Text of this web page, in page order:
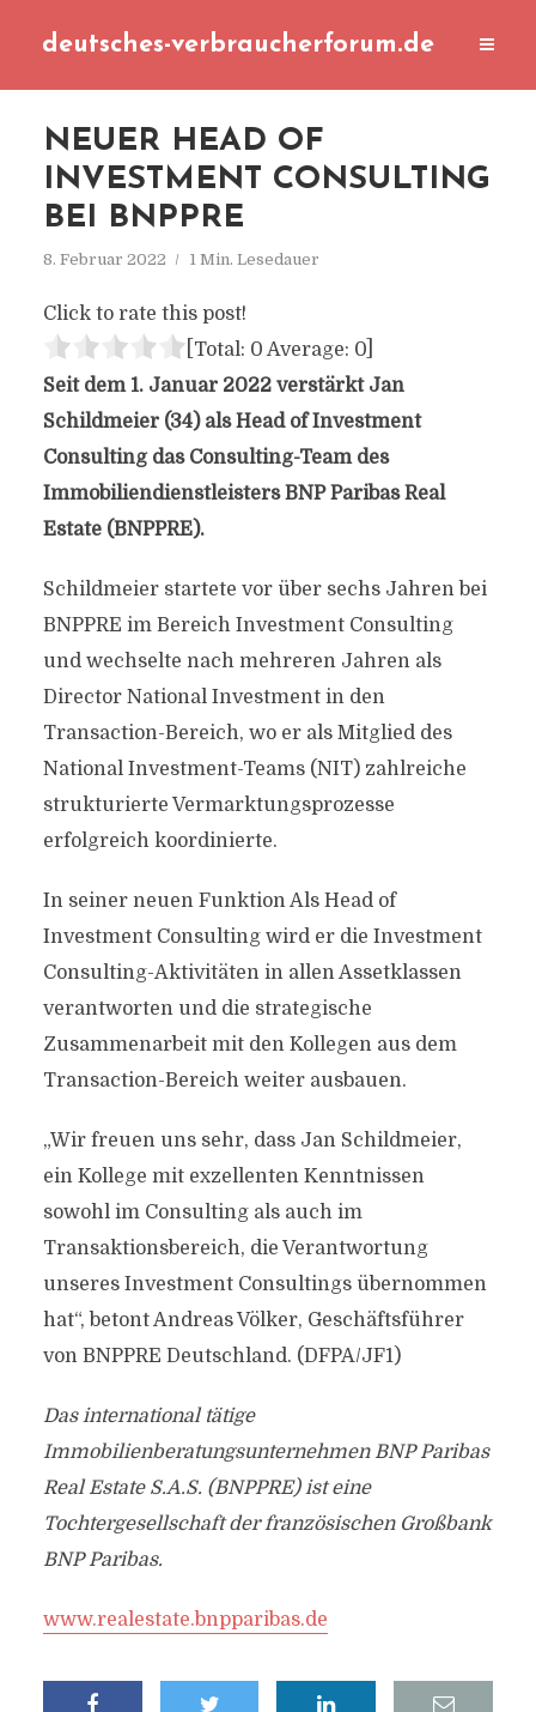
deutsches-verbraucherforum.de
NEUER HEAD OF
INVESTMENT CONSULTING
BEI BNPPRE
8. Februar 2022 1 Min. Lesedauer
Click to rate this post!
[Total: 0 Average: 0]
Seit dem 1. Januar 2022 verstärkt Jan
Schildmeier (34) als Head of Investment
Consulting das Consulting-Team des
Immobiliendienstleisters BNP Paribas Real
Estate (BNPPRE).
Schildmeier startete vor über sechs Jahren bei
BNPPRE im Bereich Investment Consulting
und wechselte nach mehreren Jahren als
Director National Investment in den
Transaction-Bereich, wo er als Mitglied des
National Investment-Teams (NIT) zahlreiche
strukturierte Vermarktungsprozesse
erfolgreich koordinierte.
In seiner neuen Funktion Als Head of
Investment Consulting wird er die Investment
Consulting-Aktivitäten in allen Assetklassen
verantworten und die strategische
Zusammenarbeit mit den Kollegen aus dem
Transaction-Bereich weiter ausbauen.
„Wir freuen uns sehr, dass Jan Schildmeier,
ein Kollege mit exzellenten Kenntnissen
sowohl im Consulting als auch im
Transaktionsbereich, die Verantwortung
unseres Investment Consultings übernommen
hat“, betont Andreas Völker, Geschäftsführer
von BNPPRE Deutschland. (DFPA/JF1)
Das international tätige
Immobilienberatungsunternehmen BNP Paribas
Real Estate S.A.S. (BNPPRE) ist eine
Tochtergesellschaft der französischen Großbank
BNP Paribas.
www.realestate.bnpparibas.de